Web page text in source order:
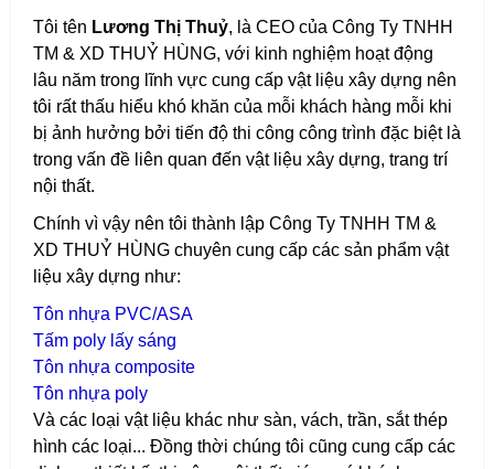
Tôi tên Lương Thị Thuỷ, là CEO của Công Ty TNHH
TM & XD THUỶ HÙNG, với kinh nghiệm hoạt động
lâu năm trong lĩnh vực cung cấp vật liệu xây dựng nên
tôi rất thấu hiểu khó khăn của mỗi khách hàng mỗi khi
bị ảnh hưởng bởi tiến độ thi công công trình đặc biệt là
trong vấn đề liên quan đến vật liệu xây dựng, trang trí
nội thất.
Chính vì vậy nên tôi thành lập Công Ty TNHH TM &
XD THUỶ HÙNG chuyên cung cấp các sản phẩm vật
liệu xây dựng như:
Tôn nhựa PVC/ASA
Tấm poly lấy sáng
Tôn nhựa composite
Tôn nhựa poly
Và các loại vật liệu khác như sàn, vách, trần, sắt thép
hình các loại... Đồng thời chúng tôi cũng cung cấp các